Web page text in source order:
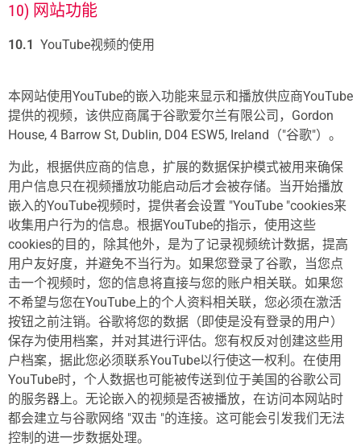
10) 网站功能
10.1 YouTube视频的使用
本网站使用YouTube的嵌入功能来显示和播放供应商YouTube
提供的视频，该供应商属于谷歌爱尔兰有限公司，Gordon
House, 4 Barrow St, Dublin, D04 ESW5, Ireland（"谷歌"）。
为此，根据供应商的信息，扩展的数据保护模式被用来确保
用户信息只在视频播放功能启动后才会被存储。当开始播放
嵌入的YouTube视频时，提供者会设置 "YouTube "cookies来
收集用户行为的信息。根据YouTube的指示，使用这些
cookies的目的，除其他外，是为了记录视频统计数据，提高
用户友好度，并避免不当行为。如果您登录了谷歌，当您点
击一个视频时，您的信息将直接与您的账户相关联。如果您
不希望与您在YouTube上的个人资料相关联，您必须在激活
按钮之前注销。谷歌将您的数据（即使是没有登录的用户）
保存为使用档案，并对其进行评估。您有权反对创建这些用
户档案，据此您必须联系YouTube以行使这一权利。在使用
YouTube时，个人数据也可能被传送到位于美国的谷歌公司
的服务器上。无论嵌入的视频是否被播放，在访问本网站时
都会建立与谷歌网络 "双击 "的连接。这可能会引发我们无法
控制的进一步数据处理。